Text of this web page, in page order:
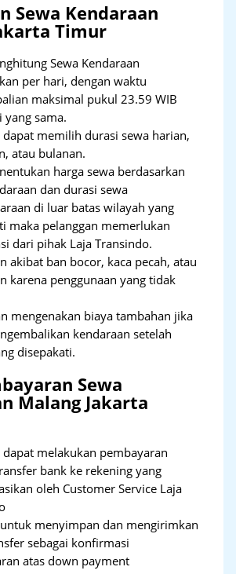
Sewa Kendaraan
Timur
Sewa Kendaraan
per hari, dengan waktu
maksimal pukul 23.59 WIB
yang sama.
dapat memilih durasi sewa harian,
atau bulanan.
harga sewa berdasarkan
dan durasi sewa
di luar batas wilayah yang
maka pelanggan memerlukan
dari pihak Laja Transindo.
akibat ban bocor, kaca pecah, atau
karena penggunaan yang tidak
mengenakan biaya tambahan jika
kendaraan setelah
disepakati.
Sewa
Malang Jakarta
dapat melakukan pembayaran
bank ke rekening yang
oleh Customer Service Laja
menyimpan dan mengirimkan
sebagai konfirmasi
atas down payment